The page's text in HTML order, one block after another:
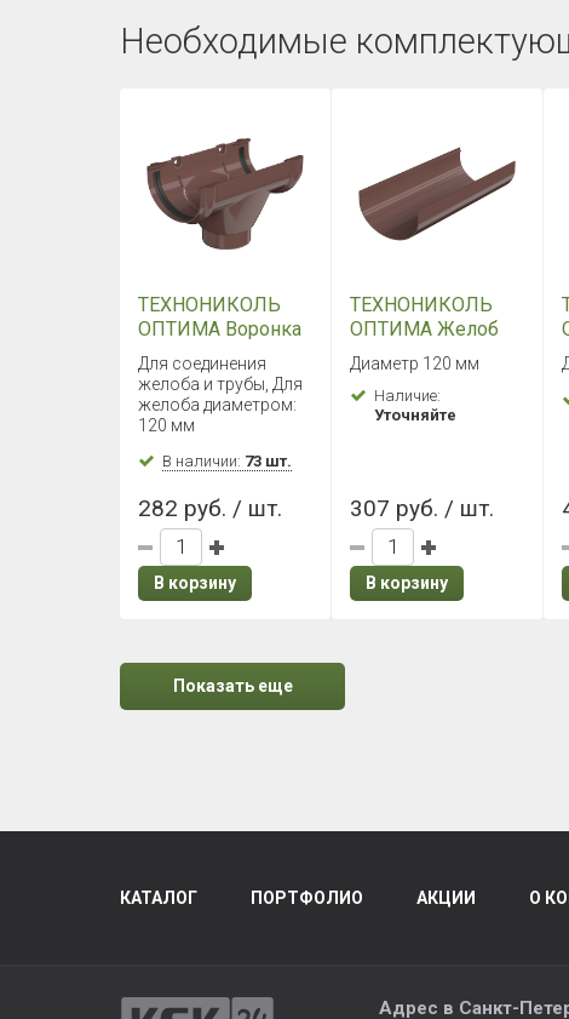
Необходимые
ТЕХНОНИКОЛЬ
ОПТИМА Воронка
желоба
(Коричневый)
Для соединения
желоба и трубы, Для
желоба диаметром:
120 мм
В наличии: 73 шт.
282 руб. / шт.
В корзину
ТЕХНОНИКОЛЬ
ОПТИМА Желоб
2000 мм
(Коричневый)
Диаметр 120 мм
Наличие:
Уточняйте
307 руб. / шт.
В корзину
Показать еще
КАТАЛОГ ПОРТФОЛИО АКЦИИ О
Адрес в Санкт-